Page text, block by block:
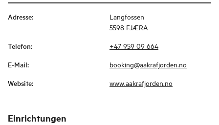
Adresse:
Langfossen
5598 FJÆRA
Telefon: +47 959 09 664
E-Mail: booking@aakrafjorden.no
Website: www.aakrafjorden.no
Einrichtungen